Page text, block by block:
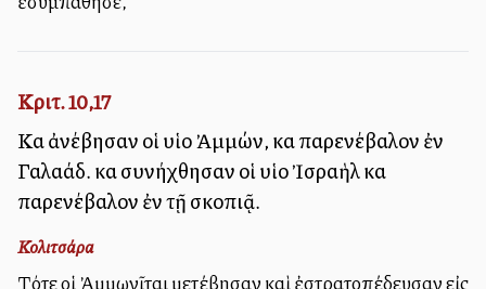
Κριτ. 10,17
Καὶ ἀνέβησαν οἱ υἱοὶ Ἀμμών, καὶ παρενέβαλον ἐν
Γαλαάδ. καὶ συνήχθησαν οἱ υἱοὶ Ἰσραὴλ καὶ
παρενέβαλον ἐν τῇ σκοπιᾷ.
Κολιτσάρα
Τότε οἱ Ἀμμωνῖται μετέβησαν καὶ ἐστρατοπέδευσαν εἰς